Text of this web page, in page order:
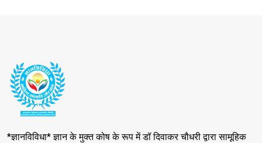
*ज्ञानविविधा* ज्ञान के मुक्त कोष के रूप में डॉ दिवाकर चौधरी द्वारा सामूहिक